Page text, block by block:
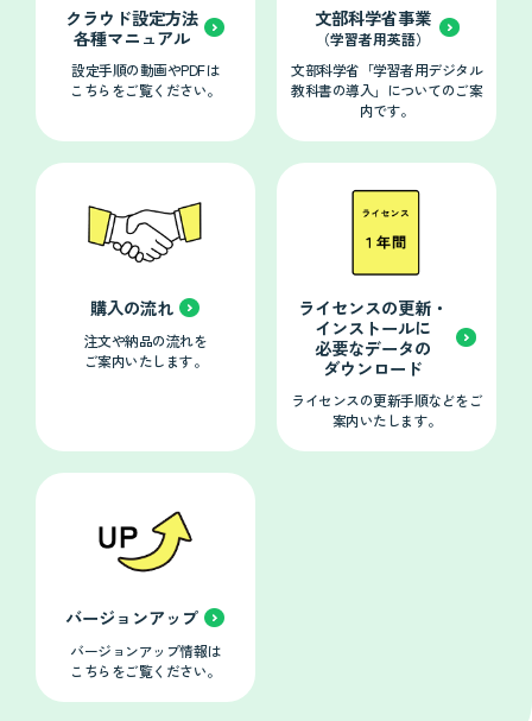
クラウド設定方法
各種マニュアル
設定手順の動画やPDFは
こちらをご覧ください。
文部科学省事業
（学習者用英語）
文部科学省「学習者用デジタル
教科書の導入」についてのご案
内です。
購入の流れ
注文や納品の流れを
ご案内いたします。
ライセンスの更新・
インストールに
必要なデータの
ダウンロード
ライセンスの更新手順などをご
案内いたします。
バージョンアップ
バージョンアップ情報は
こちらをご覧ください。